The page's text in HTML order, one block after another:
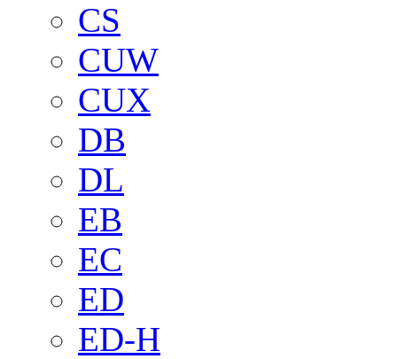
CS
CUW
CUX
DB
DL
EB
EC
ED
ED-H